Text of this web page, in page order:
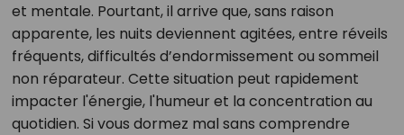
et mentale. Pourtant, il arrive que, sans raison
apparente, les nuits deviennent agitées, entre réveils
fréquents, difficultés d’endormissement ou sommeil
non réparateur. Cette situation peut rapidement
impacter l'énergie, l'humeur et la concentration au
quotidien. Si vous dormez mal sans comprendre